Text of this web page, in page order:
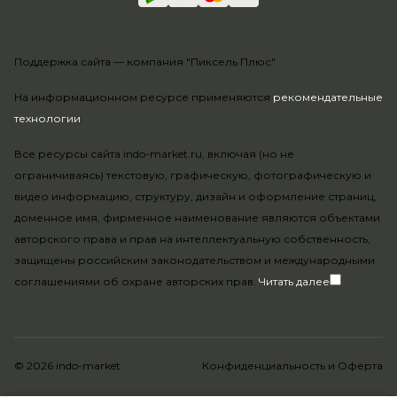
На информационном ресурсе применяются рекомендательные
технологии.
Все ресурсы сайта indo-market.ru, включая (но не
ограничиваясь) текстовую, графическую, фотографическую и
видео информацию, структуру, дизайн и оформление страниц,
доменное имя, фирменное наименование являются объектами
авторского права и прав на интеллектуальную собственность,
защищены российским законодательством и международными
соглашениями об охране авторских прав. Читать далее
Поддержка сайта — компания "Пиксель Плюс"
© 2026 indo-market Конфиденциальность и Оферта